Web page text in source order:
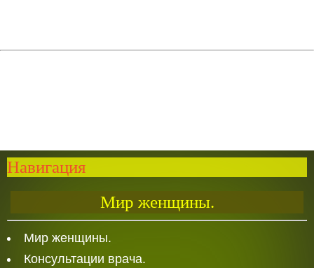
Навигация
Мир женщины.
Мир женщины.
Консультации врача.